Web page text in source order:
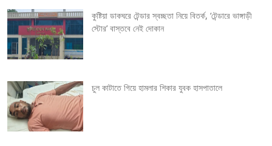
a
t
i
o
n
কুষ্টিয়া ডাকঘরে টেন্ডার স্বচ্ছতা নিয়ে বিতর্ক, ‘টেন্ডারে ভাঙ্গাড়ী
স্টোর’ বাস্তবে নেই দোকান
চুল কাটাতে গিয়ে হামলার শিকার যুবক হাসপাতালে